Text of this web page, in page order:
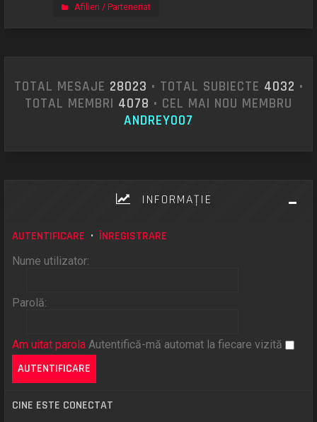
Afilieri / Parteneriat
TOTAL MESAJE 28023 • TOTAL SUBIECTE 4032 •
TOTAL MEMBRI 4078 • CEL MAI NOU MEMBRU
ANDREY007
INFORMAŢIE
AUTENTIFICARE •ÎNREGISTRARE
Nume utilizator:
Parolă:
Am uitat parola Autentifică-mă automat la fiecare vizită
CINE ESTE CONECTAT